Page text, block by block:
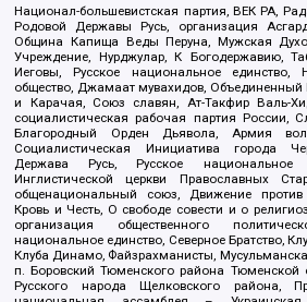
Национал-большевистская партия, ВЕК РА,
Родовой Державы Русь, организация
Община Капища Веды Перуна, Мужская
Учреждение, Нурджулар, К Богодержавию,
Иеговы, Русское национальное единство,
общество, Джамаат мувахидов,
и Карачая, Союз славян, Ат-Такфир Валь-
социалистическая рабочая партия России,
Благородный Орден Дьявола, Армия
Социалистическая Инициатива города
Держава Русь, Русское национальное
Инглистической церкви Православных
общенациональный союз, Движение
Кровь и Честь, О свободе совести и о
организация общественного
национальное единство, Северное Братство,
Клуба Динамо, Файзрахманисты,
п. Боровский Тюменского района Тюменской
Русского народа Щелковского района,